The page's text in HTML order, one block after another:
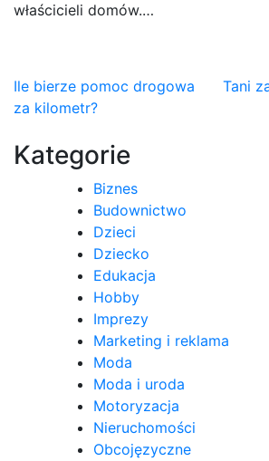
właścicieli domów.…
Nawigacja
wpisu
Ile bierze pomoc drogowa
za kilometr?
Tani
Kategorie
Biznes
Budownictwo
Dzieci
Dziecko
Edukacja
Hobby
Imprezy
Marketing i reklama
Moda
Moda i uroda
Motoryzacja
Nieruchomości
Obcojęzyczne